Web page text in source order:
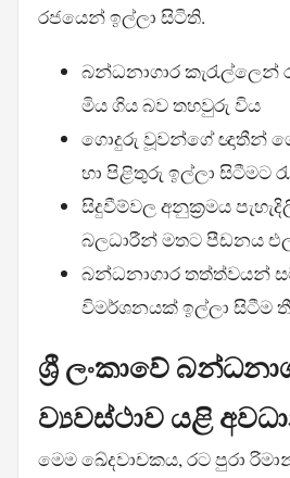
රජයෙන් ඉල්ලා සිටිති.
බන්ධනාගාර කැරැල්ලෙන්
මිය ගිය බව තහවුරු විය
ගොදුරු වූවන්ගේ ඥාතීන්
හා පිළිතුරු ඉල්ලා සිටීමට
සිදුවීම්වල අනුක්‍රමය
බලධාරීන් මතට පීඩනය
බන්ධනාගාර තත්ත්වයන්
විමර්ශනයක් ඉල්ලා සිටීම
ශ්‍රී ලංකාවේ
ව්‍යවස්ථාව යළි
මෙම ඛේදවාචකය, රට පුරා